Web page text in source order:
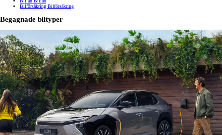
Bilförsäkring Bilförsäkring
Begagnade biltyper